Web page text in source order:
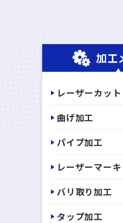
加工
レーザーカット
曲げ加工
パイプ加工
レーザーマー
バリ取り加工
タップ加工